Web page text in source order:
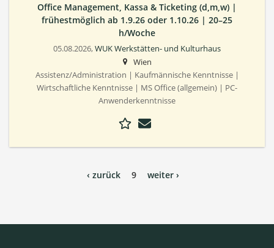
Office Management, Kassa & Ticketing (d,m,w) |
frühestmöglich ab 1.9.26 oder 1.10.26 | 20–25
h/Woche
05.08.2026,WUK Werkstätten- und Kulturhaus
Wien
Assistenz/Administration | Kaufmännische Kenntnisse |
Wirtschaftliche Kenntnisse | MS Office (allgemein) | PC-
Anwenderkenntnisse
‹ zurück 9 weiter ›